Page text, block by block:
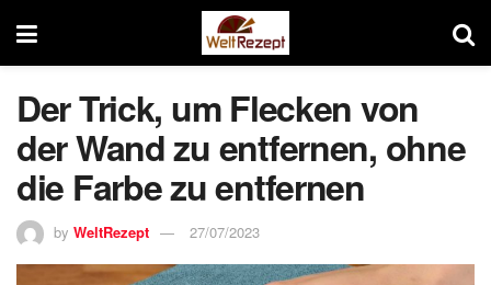
Der Trick, um Flecken von
der Wand zu entfernen, ohne
die Farbe zu entfernen
by WeltRezept 27/07/2023